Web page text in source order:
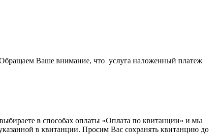
Ваше внимание, что услуга наложенный платеж
в способах оплаты «Оплата по квитанции» и мы
в квитанции. Просим Вас сохранять квитанцию до